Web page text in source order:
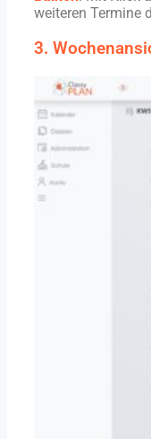
weiteren Termine
3.